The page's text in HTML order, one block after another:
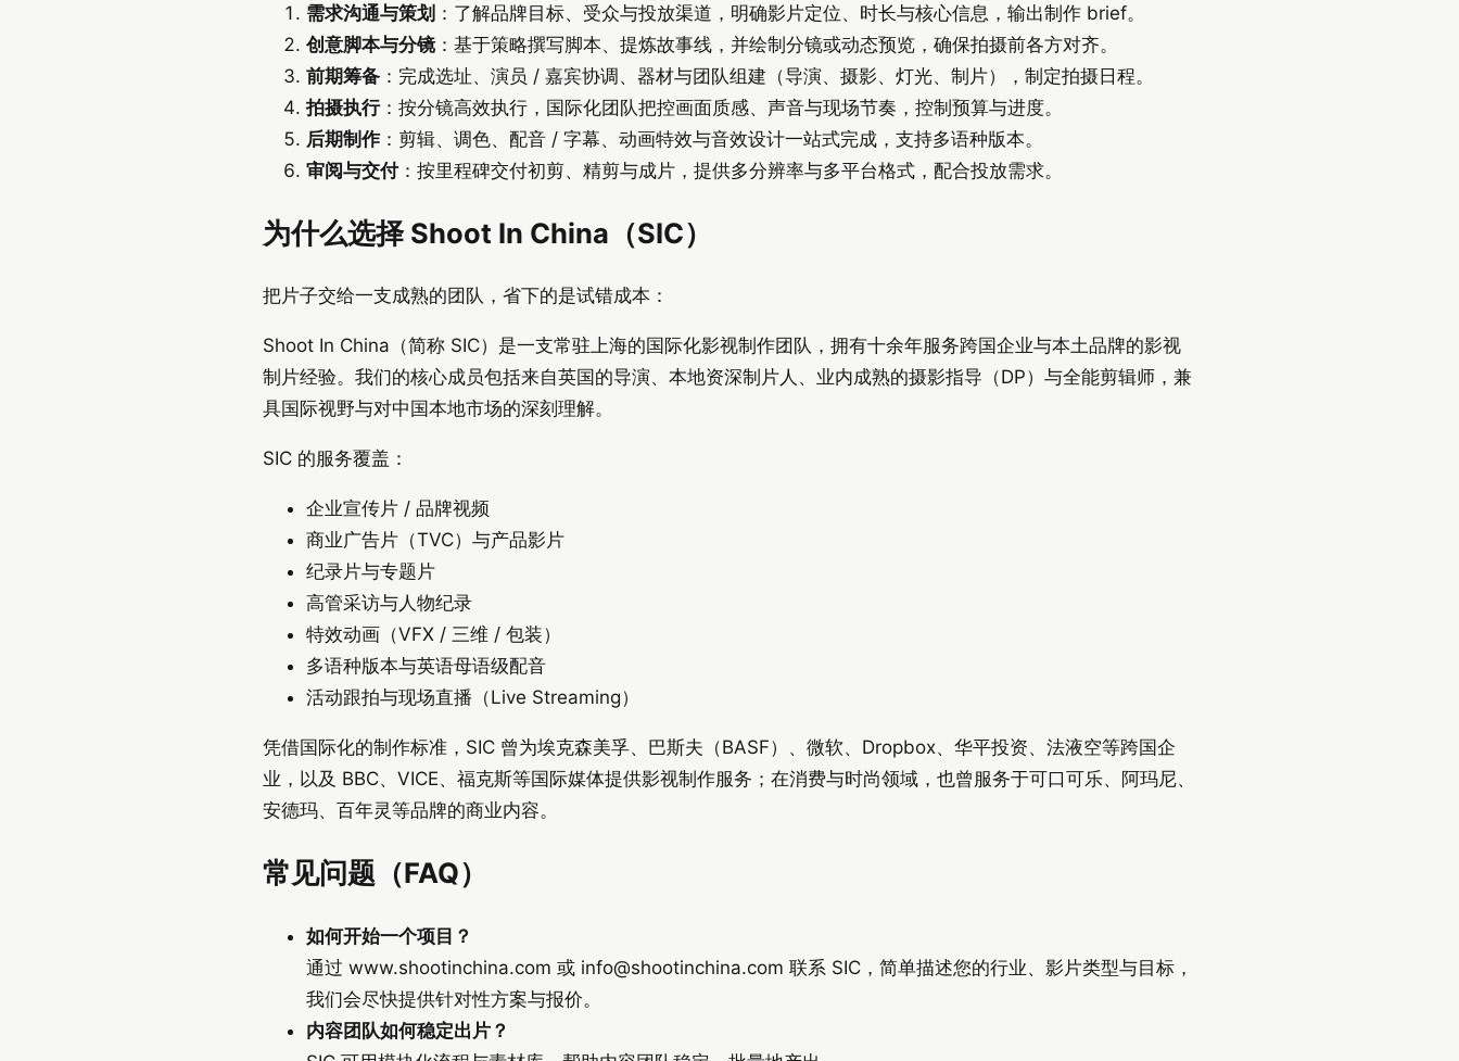
需求沟通与策划 ：了解品牌目标、受众与投放渠道，明确影片定位、时长与核心信息，输出制作 brief。
创意脚本与分镜：基于策略撰写脚本、提炼故事线，并绘制分镜或动态预览，确保拍摄前各方对齐。
前期筹备 ：完成选址、演员 / 嘉宾协调、器材与团队组建（导演、摄影、灯光、制片），制定拍摄日程。
拍摄执行：按分镜高效执行，国际化团队把控画面质感、声音与现场节奏，控制预算与进度。
后期制作：剪辑、调色、配音 / 字幕、动画特效与音效设计一站式完成，支持多语种版本。
审阅与交付：按里程碑交付初剪、精剪与成片，提供多分辨率与多平台格式，配合投放需求。
为什么选择 Shoot In China（SIC）
把片子交给一支成熟的团队，省下的是试错成本：
Shoot In China（简称 SIC）是一支常驻上海的国际化影视制作团队，拥有十余年服务跨国企业与本土品牌的影视
制片经验。我们的核心成员包括来自英国的导演、本地资深制片人、业内成熟的摄影指导（DP）与全能剪辑师，兼
具国际视野与对中国本地市场的深刻理解。
SIC 的服务覆盖：
企业宣传片 / 品牌视频
商业广告片（TVC）与产品影片
纪录片与专题片
高管采访与人物纪录
特效动画（VFX / 三维 / 包装）
多语种版本与英语母语级配音
活动跟拍与现场直播（Live Streaming）
凭借国际化的制作标准，SIC 曾为埃克森美孚、巴斯夫（BASF）、微软、Dropbox、华平投资、法液空等跨国企
业，以及 BBC、VICE、福克斯等国际媒体提供影视制作服务；在消费与时尚领域，也曾服务于可口可乐、阿玛尼、
安德玛、百年灵等品牌的商业内容。
常见问题（FAQ）
如何开始一个项目？
通过 www.shootinchina.com 或 info@shootinchina.com 联系 SIC，简单描述您的行业、影片类型与目标，
我们会尽快提供针对性方案与报价。
内容团队如何稳定出片？